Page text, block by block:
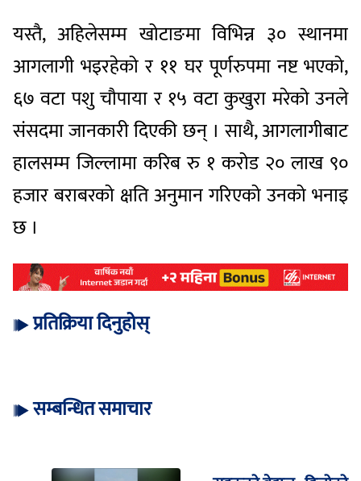
यस्तै, अहिलेसम्म खोटाङमा विभिन्न ३० स्थानमा
आगलागी भइरहेको र ११ घर पूर्णरुपमा नष्ट भएको,
६७ वटा पशु चौपाया र १५ वटा कुखुरा मरेको उनले
संसदमा जानकारी दिएकी छन् । साथै, आगलागीबाट
हालसम्म जिल्लामा करिब रु १ करोड २० लाख ९०
हजार बराबरको क्षति अनुमान गरिएको उनको भनाइ
छ ।
प्रतिक्रिया दिनुहोस्
सम्बन्धित समाचार